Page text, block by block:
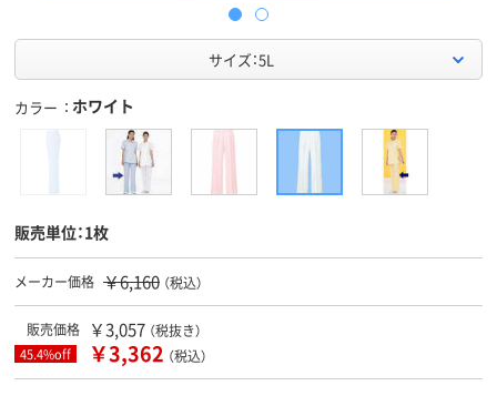
サイズ：5L
カラー ホワイト
販売単位：1枚
メーカー価格 ￥6,160 （税込）
販売価格 ￥3,057 （税抜き）
45.4%off ￥3,362 （税込）